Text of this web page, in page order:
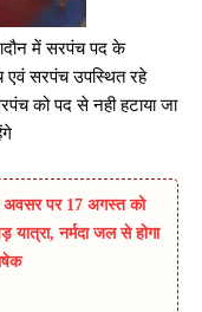
में सरपंच पद के
सरपंच उपस्थित रहे
को पद से नही हटाया जा
अवसर पर 17 अगस्त को
यात्रा, नर्मदा जल से होगा